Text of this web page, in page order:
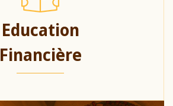
Education
Financière